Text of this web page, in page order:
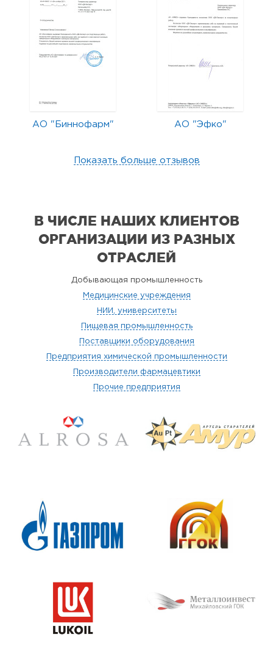
АО "Биннофарм" АО "Эфко"
Показать больше отзывов
В ЧИСЛЕ НАШИХ КЛИЕНТОВ
ОРГАНИЗАЦИИ ИЗ РАЗНЫХ
ОТРАСЛЕЙ
Добывающая промышленность
Медицинские учреждения
НИИ, университеты
Пищевая промышленность
Поставщики оборудования
Предприятия химической промышленности
Производители фармацевтики
Прочие предприятия